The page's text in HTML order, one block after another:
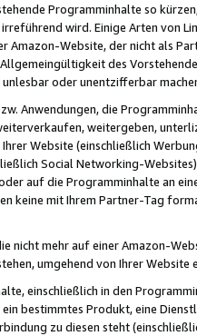
Programminhalte so
wird. Einige Arten von
Amazon-Website, der nicht als
des
oder unentzifferbar
Anwendungen, die
weitergeben,
Website (einschließlich
Social Networking-
auf die Programminhalte an
keine mit Ihrem Partner-Tag
nicht mehr auf einer Amazon-
umgehend von Ihrer
einschließlich in den
ein bestimmtes Produkt, eine
zu diesen steht